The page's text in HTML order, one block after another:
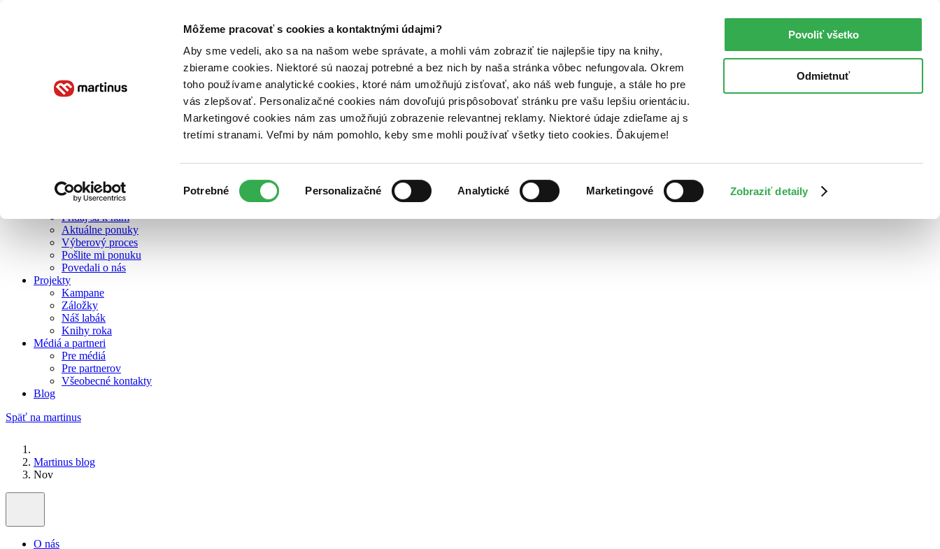
Môžeme pracovať s cookies a kontaktnými údajmi?
Aby sme vedeli, ako sa na našom webe správate, a mohli vám zobraziť tie najlepšie tipy na knihy,
zbierame cookies. Niektoré sú naozaj potrebné a bez nich by naša stránka vôbec nefungovala. Okrem
toho používame analytické cookies, ktoré nám umožňujú zisťovať, ako náš web funguje, a stále ho pre
vás zlepšovať. Personalizačné cookies nám dovoľujú prispôsobovať stránku pre vašu lepšiu orientáciu.
Marketingové cookies nám zas umožňujú zobrazenie relevantnej reklamy. Niektoré údaje zdieľame aj s
tretími stranami. Veľmi by nám pomohlo, keby sme mohli používať všetky tieto cookies. Ďakujeme!
súhlasu
Potrebné Personalizačné Analytické Marketingové Zobraziť detaily
Povoliť všetko
Odmietnuť
O nás
Zelený Martinus
Nerobíme rozdiely
Pridaj sa k nám
Aktuálne ponuky
Výberový proces
Pošlite mi ponuku
Povedali o nás
Projekty
Kampane
Záložky
Náš labák
Knihy roka
Médiá a partneri
Pre médiá
Pre partnerov
Všeobecné kontakty
Blog
Späť na martinus
Martinus blog
Nov
O nás